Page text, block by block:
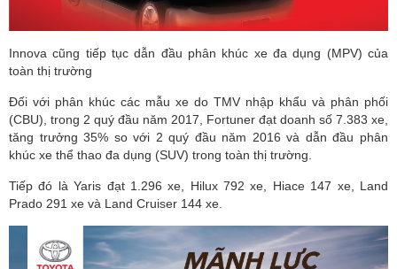
Innova cũng tiếp tục dẫn đầu phân khúc xe đa dụng (MPV) của
toàn thị trường
Đối với phân khúc các mẫu xe do TMV nhập khẩu và phân phối
(CBU), trong 2 quý đầu năm 2017, Fortuner đạt doanh số 7.383 xe,
tăng trưởng 35% so với 2 quý đầu năm 2016 và dẫn đầu phân
khúc xe thể thao đa dụng (SUV) trong toàn thị trường.
Tiếp đó là Yaris đạt 1.296 xe, Hilux 792 xe, Hiace 147 xe, Land
Prado 291 xe và Land Cruiser 144 xe.